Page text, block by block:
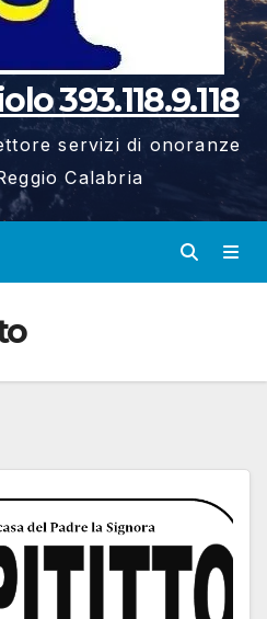
393.118.9.118
servizi di onoranze
Calabria